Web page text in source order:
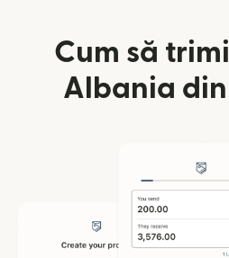
Cum să
Albania